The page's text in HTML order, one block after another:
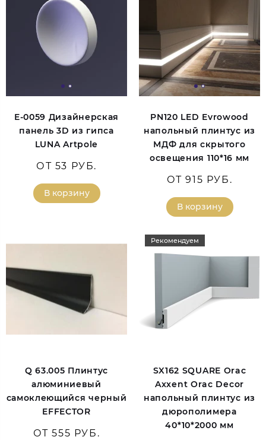
E-0059 Дизайнерская
панель 3D из гипса
LUNA Artpole
ОТ 53 РУБ.
В корзину
PN120 LED Evrowood
напольный плинтус из
МДФ для скрытого
освещения 110*16 мм
ОТ 915 РУБ.
В корзину
Q 63.005 Плинтус
алюминиевый
самоклеющийся черный
EFFECTOR
ОТ 555 РУБ.
Рекомендуем
SX162 SQUARE Orac
Axxent Orac Decor
напольный плинтус из
дюрополимера
40*10*2000 мм